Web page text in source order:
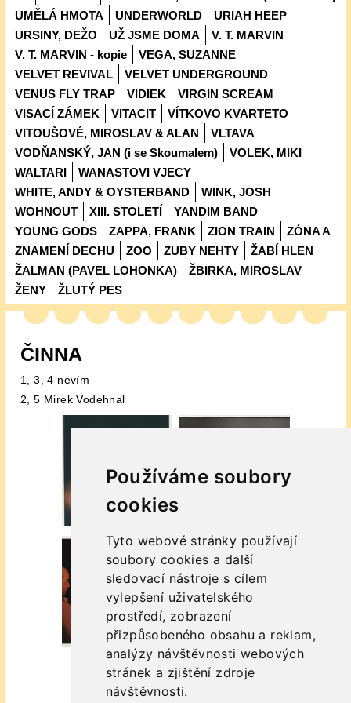
Používáme soubory
cookies
Tyto webové stránky používají
soubory cookies a další
sledovací nástroje s cílem
vylepšení uživatelského
prostředí, zobrazení
přizpůsobeného obsahu a reklam,
analýzy návštěvnosti webových
stránek a zjištění zdroje
návštěvnosti.
UMĚLÁ HMOTA
UNDERWORLD
URIAH HEEP
URSINY, DEŽO
UŽ JSME DOMA
V. T. MARVIN
V. T. MARVIN - kopie
VEGA, SUZANNE
VELVET REVIVAL
VELVET UNDERGROUND
VENUS FLY TRAP
VIDIEK
VIRGIN SCREAM
VISACÍ ZÁMEK
VITACIT
VÍTKOVO KVARTETO
VITOUŠOVÉ, MIROSLAV & ALAN
VLTAVA
VODŇANSKÝ, JAN (i se Skoumalem)
VOLEK, MIKI
WALTARI
WANASTOVI VJECY
WHITE, ANDY & OYSTERBAND
WINK, JOSH
WOHNOUT
XIII. STOLETÍ
YANDIM BAND
YOUNG GODS
ZAPPA, FRANK ZION TRAIN
ZÓNA A
ZNAMENÍ DECHU
ZOO ZUBY NEHTY
ŽABÍ HLEN
ŽALMAN (PAVEL LOHONKA)
ŽBIRKA, MIROSLAV
ŽENY
ŽLUTÝ PES
ČINNA
1, 3, 4 nevím
2, 5 Mirek Vodehnal